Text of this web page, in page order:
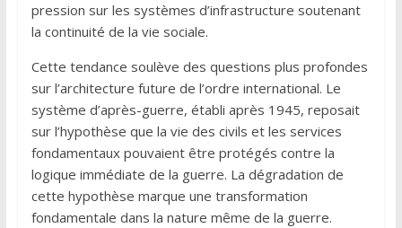
pression sur les systèmes d’infrastructure soutenant
la continuité de la vie sociale.
Cette tendance soulève des questions plus profondes
sur l’architecture future de l’ordre international. Le
système d’après-guerre, établi après 1945, reposait
sur l’hypothèse que la vie des civils et les services
fondamentaux pouvaient être protégés contre la
logique immédiate de la guerre. La dégradation de
cette hypothèse marque une transformation
fondamentale dans la nature même de la guerre.